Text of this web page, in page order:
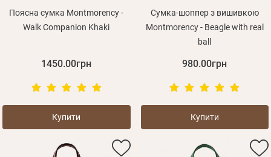
Оптовим клієнтам
Контакти
+380 (95) 095-00-05
Поясна сумка Montmorency -
Walk Companion Khaki
1450.00грн
Купити
Сумка-шоппер з вишивкою
Montmorency - Beagle with real
ball
980.00грн
Купити